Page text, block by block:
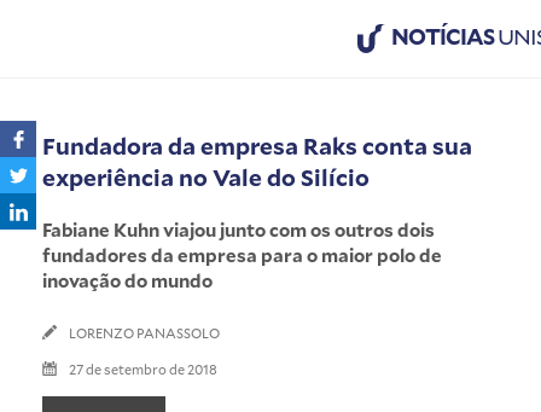
NOTÍCIAS
Fundadora da empresa Raks conta sua
experiência no Vale do Silício
Fabiane Kuhn viajou junto com os outros dois
fundadores da empresa para o maior polo de
inovação do mundo
LORENZO PANASSOLO
27 de setembro de 2018